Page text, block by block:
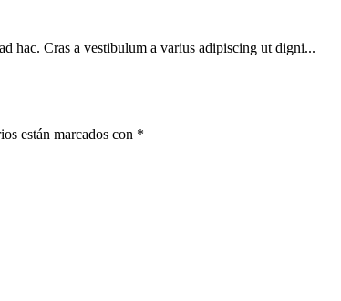
hac. Cras a vestibulum a varius adipiscing ut digni...
están marcados con *